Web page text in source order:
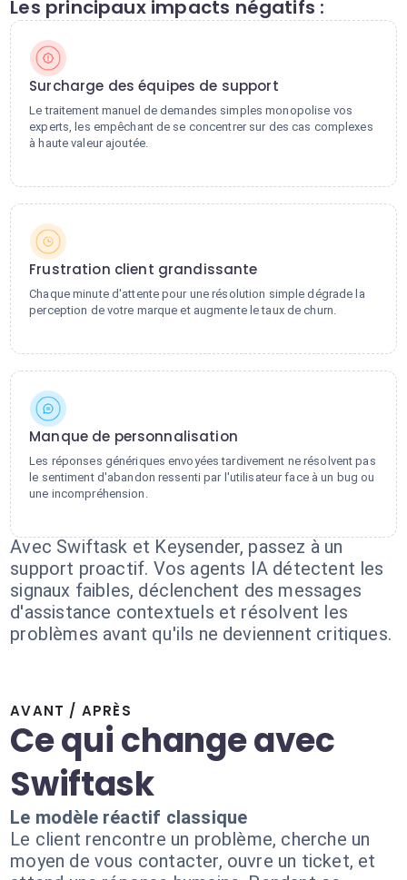
Les principaux impacts négatifs :
Surcharge des équipes de support
Le traitement manuel de demandes simples monopolise vos
experts, les empêchant de se concentrer sur des cas complexes
à haute valeur ajoutée.
Frustration client grandissante
Chaque minute d'attente pour une résolution simple dégrade la
perception de votre marque et augmente le taux de churn.
Manque de personnalisation
Les réponses génériques envoyées tardivement ne résolvent pas
le sentiment d'abandon ressenti par l'utilisateur face à un bug ou
une incompréhension.
Avec Swiftask et Keysender, passez à un
support proactif. Vos agents IA détectent les
signaux faibles, déclenchent des messages
d'assistance contextuels et résolvent les
problèmes avant qu'ils ne deviennent critiques.
AVANT / APRÈS
Ce qui change avec
Swiftask
Le modèle réactif classique
Le client rencontre un problème, cherche un
moyen de vous contacter, ouvre un ticket, et